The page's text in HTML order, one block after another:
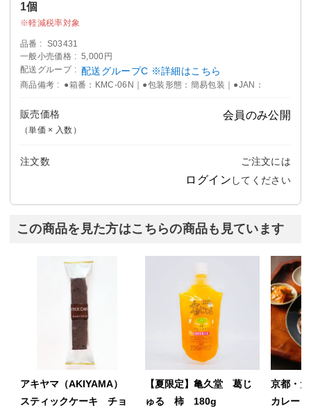
1個
軽減税率対象
品番
S03431
一般小売価格
5,000円
配送グループ
配送グループC ※詳細はこちら
商品備考 ●箱番：KMC-06N｜●包装形態：簡易包装｜●JAN：
販売価格
（単価 × 入数）
会員のみ公開
注文数 ご注文には
ログイン してください
この商品を見た方はこちらの商品も見ています
アキヤマ（AKIYAMA）
スティックケーキ チョ
【夏限定】亀久堂 葛じ
ゅる 柿 180g
京都・
カレー